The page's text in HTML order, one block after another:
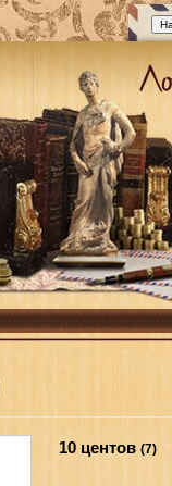
10 центов(7)